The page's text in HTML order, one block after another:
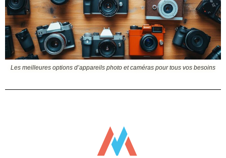
Les meilleures options d’appareils photo et caméras pour tous vos besoins